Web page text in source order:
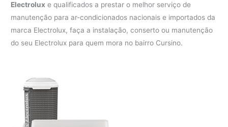
Electrolux e qualificados a prestar o melhor serviço de
manutenção para ar-condicionados nacionais e importados da
marca Electrolux, faça a instalação, conserto ou manutenção
do seu Electrolux para quem mora no bairro Cursino.